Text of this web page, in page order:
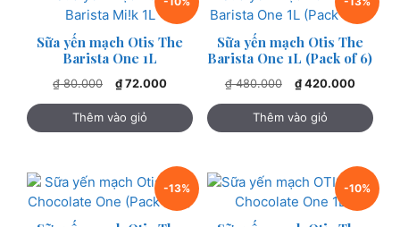
Sữa yến mạch Otis The
Barista One 1L
₫80.000
Giá
là:
₫ 80.000.
₫ 72.000Giá
là:
Thêm vào giỏ
Sữa yến mạch Otis The
Barista One 1L (Pack of 6)
₫480.000
Giá
là:
₫ 480.000.
₫420.000Giá
là:
Thêm vào giỏ
-13% -10%